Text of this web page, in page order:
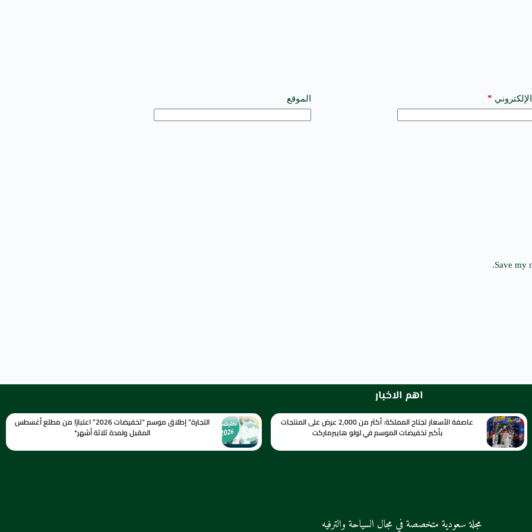
الإلكتروني * الموقع
Save my
اهم الاخبار
عاصفة الأسعار تجتاح المملكة: أكثر من 2,000 عرض على المنتجات
بأكبر تخفيضات الموسم في لولو هايبرماركت
التجارة” إطلاق موسم “تخفيضات 2026” اعتبارًا من مطلع أغسطس
المقبل ولمدة ثلاثة أشهر*
مجلة سعودية متخصصة في مجال السياحة والترفيه